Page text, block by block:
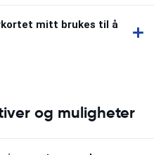
mitt brukes til å
og muligheter